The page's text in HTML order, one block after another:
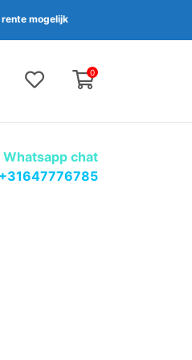
mogelijk
0
Whatsapp chat
+31647776785